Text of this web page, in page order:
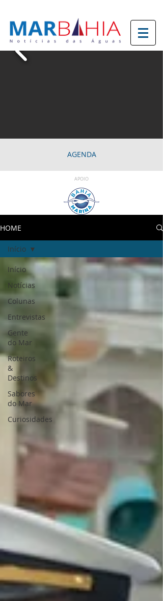
AGENDA
APOIO
HOME
Início
Notícias
Colunas
Entrevistas
Gente
do Mar
Roteiros
&
Destinos
Sabores
do Mar
Curiosidades
Início